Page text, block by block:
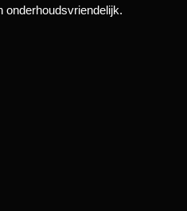
onderhoudsvriendelijk.